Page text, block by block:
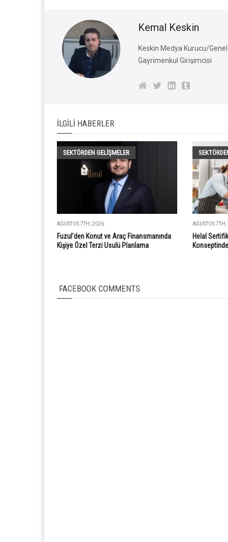
Kemal Keskin
Keskin Medya Kurucu/
Gayrimenkul Girişimcisi
İLGILI HABERLER
SEKTÖRDEN GELIŞMELER
AĞUSTOS 7TH, 2026
Fuzul’den Konut ve Araç Finansmanında
Kişiye Özel Terzi Usulü Planlama
AĞUSTOS
Helal
FACEBOOK COMMENTS